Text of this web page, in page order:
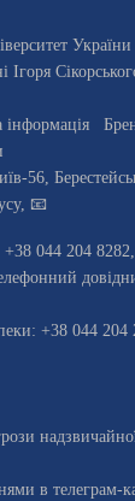
Ігоря
інформація
-56,
, 📧
+38 044 204 8282
+38 044 204
в телеграм-